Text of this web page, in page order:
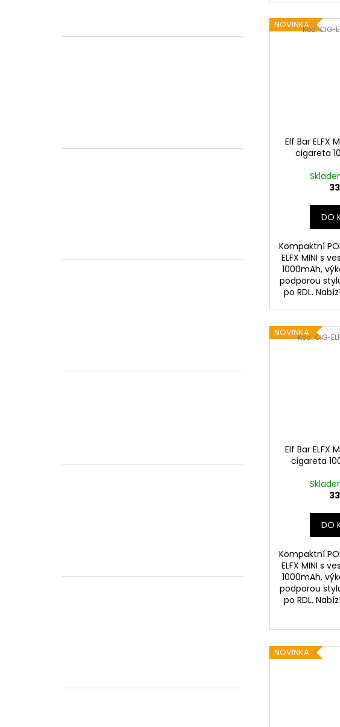
NOVINKA
Elf Bar ELFX
cigareta
DO
Kompaktní
ELFX MINI s
1000mAh,
podporou
po RDL.
Kód:CIG-
NOVINKA
Elf Bar ELFX
cigareta
DO
Kompaktní
ELFX MINI s
1000mAh,
podporou
po RDL.
Kód:CIG-
NOVINKA